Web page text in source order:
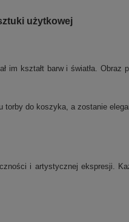
użytkowej
im kształt barw i światła.
do koszyka, a zostanie
i artystycznej ekspresji.